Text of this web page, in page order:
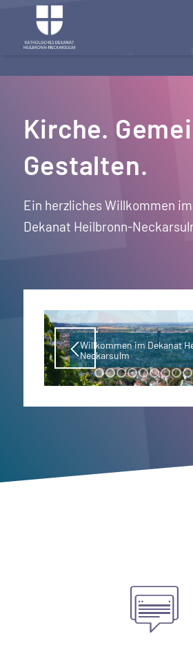
Kirche.
Gestalten.
Ein herzliches Willkommen
Dekanat Heilbronn-
Willkommen im Dekanat
Neckarsulm
1 2